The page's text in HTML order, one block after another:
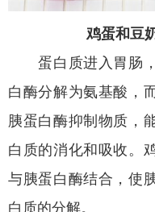
鸡蛋和豆奶
蛋白质进入胃肠，
白酶分解为氨基酸，
胰蛋白酶抑制物质，
白质的消化和吸收。
与胰蛋白酶结合，使
白质的分解。